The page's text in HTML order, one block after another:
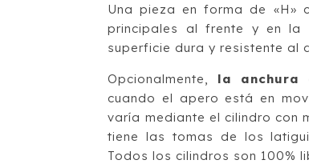
Una pieza en forma de «H»
principales al frente y en la
superficie dura y resistente al
Opcionalmente, la anchura
cuando el apero está en
varía mediante el cilindro con
tiene las tomas de los
Todos los cilindros son 100%